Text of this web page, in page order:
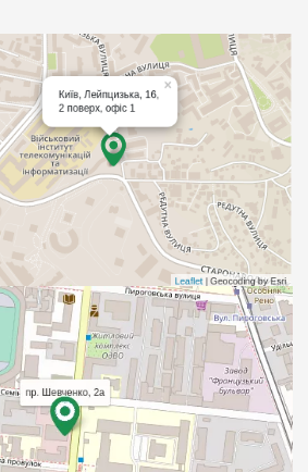
колекторську компанію
простроченої
у порядку, встановленому
(п.3.2.7. Примірного
за Договором може бути
третім особам (п. 3.2.9
погашення
на вимогу Кредитодавця у
встановлені Договором
договору);
може звертатися до
та третіх осіб (контактним
які були ним вказані
Договору (3.2.8. Примірного